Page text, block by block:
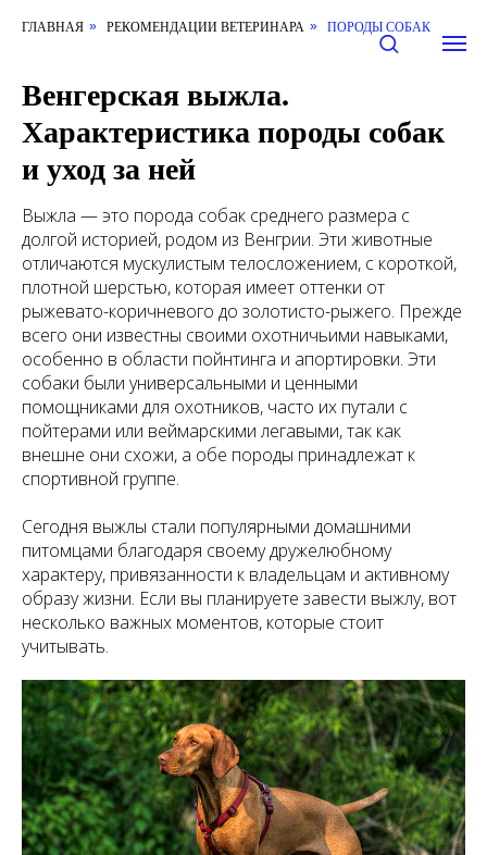
ГЛАВНАЯ » РЕКОМЕНДАЦИИ ВЕТЕРИНАРА » ПОРОДЫ СОБАК
Венгерская выжла.
Характеристика породы собак
и уход за ней
Выжла — это порода собак среднего размера с
долгой историей, родом из Венгрии. Эти животные
отличаются мускулистым телосложением, с короткой,
плотной шерстью, которая имеет оттенки от
рыжевато-коричневого до золотисто-рыжего. Прежде
всего они известны своими охотничьими навыками,
особенно в области пойнтинга и апортировки. Эти
собаки были универсальными и ценными
помощниками для охотников, часто их путали с
пойтерами или веймарскими легавыми, так как
внешне они схожи, а обе породы принадлежат к
спортивной группе.
Сегодня выжлы стали популярными домашними
питомцами благодаря своему дружелюбному
характеру, привязанности к владельцам и активному
образу жизни. Если вы планируете завести выжлу, вот
несколько важных моментов, которые стоит
учитывать.